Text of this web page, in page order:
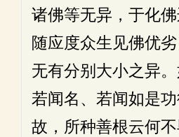
诸佛等无异，于化佛
随应度众生见佛优劣
无有分别大小之异。
若闻名、若闻如是
故，所种善根云何